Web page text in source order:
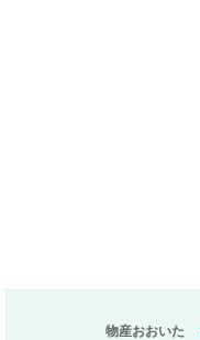
物産おおいた